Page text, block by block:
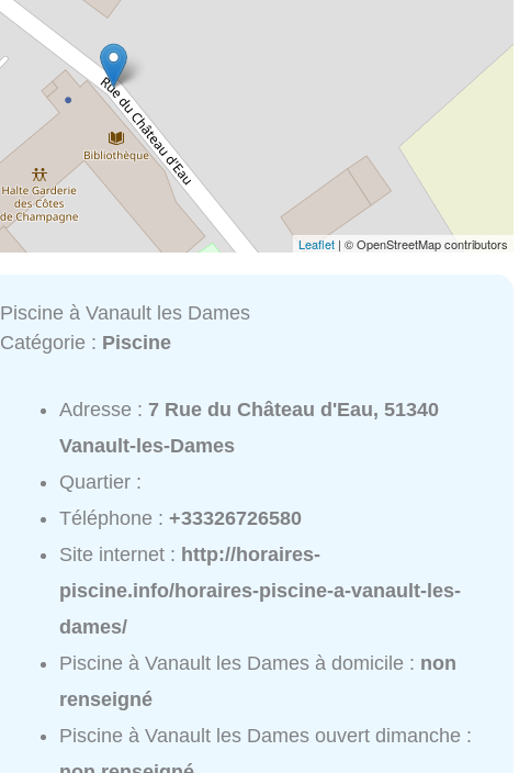
Leaflet | © OpenStreetMap contributors
Piscine à Vanault les Dames
Catégorie : Piscine
Adresse :7 Rue du Château d'Eau, 51340
Vanault-les-Dames
Quartier :
Téléphone :+33326726580
Site internet : http://horaires-
piscine.info/horaires-piscine-a-vanault-les-
dames/
Piscine à Vanault les Dames à domicile : non
renseigné
Piscine à Vanault les Dames ouvert dimanche :